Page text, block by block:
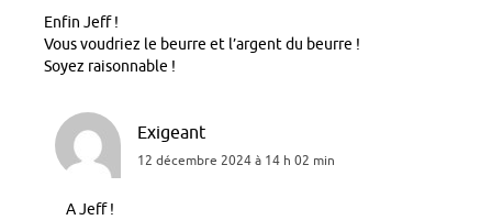
Enfin Jeff !
Vous voudriez le beurre et l’argent du beurre !
Soyez raisonnable !
Exigeant
12 décembre 2024 à 14 h 02 min
A Jeff !